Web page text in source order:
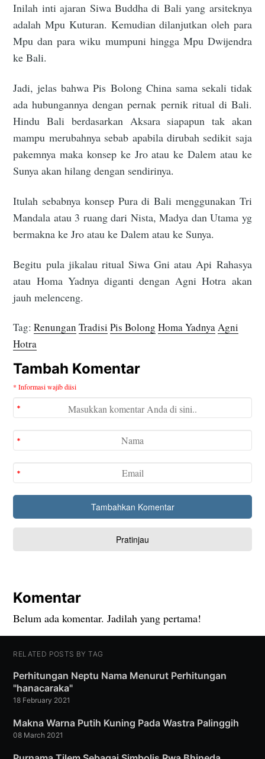
Inilah inti ajaran Siwa Buddha di Bali yang arsiteknya
adalah Mpu Kuturan. Kemudian dilanjutkan oleh para
Mpu dan para wiku mumpuni hingga Mpu Dwijendra
ke Bali.
Jadi, jelas bahwa Pis Bolong China sama sekali tidak
ada hubungannya dengan pernak pernik ritual di Bali.
Hindu Bali berdasarkan Aksara siapapun tak akan
mampu merubahnya sebab apabila dirubah sedikit saja
pakemnya maka konsep ke Jro atau ke Dalem atau ke
Sunya akan hilang dengan sendirinya.
Itulah sebabnya konsep Pura di Bali menggunakan Tri
Mandala atau 3 ruang dari Nista, Madya dan Utama yg
bermakna ke Jro atau ke Dalem atau ke Sunya.
Begitu pula jikalau ritual Siwa Gni atau Api Rahasya
atau Homa Yadnya diganti dengan Agni Hotra akan
jauh melenceng.
Tag:Renungan Tradisi Pis Bolong Homa YadnyaAgni
Hotra
Tambah Komentar
* Informasi wajib diisi
Komentar
Belum ada komentar. Jadilah yang pertama!
RELATED POSTS BY TAG
Perhitungan Neptu Nama Menurut Perhitungan
"hanacaraka"
18 February 2021
Makna Warna Putih Kuning Pada Wastra Palinggih
08 March 2021